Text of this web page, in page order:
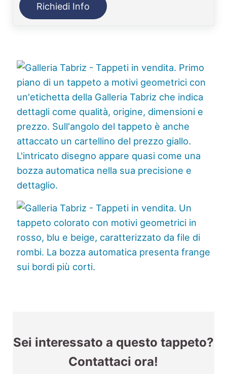
Richiedi Info
Sei interessato a questo tappeto?
Contattaci ora!